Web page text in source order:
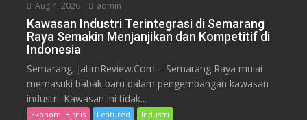
Aug 4, 2026 admin
Kawasan Industri Terintegrasi di Semarang
Raya Semakin Menjanjikan dan Kompetitif di
Indonesia
Semarang, JatimReview.Com – Semarang Raya mulai
memasuki babak baru dalam pengembangan kawasan
industri. Kawasan ini tidak...
Ekonomi Bisnis Featured Industri